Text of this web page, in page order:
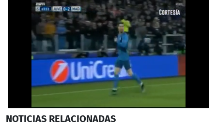
seconds
NOTICIAS RELACIONADAS